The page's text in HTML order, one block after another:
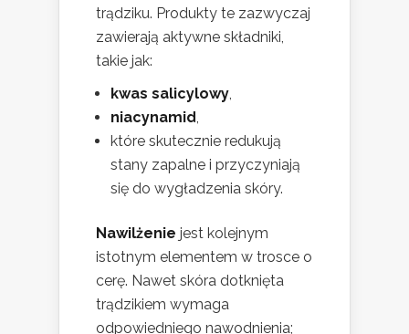
trądziku. Produkty te zazwyczaj
zawierają aktywne składniki,
takie jak:
kwas salicylowy,
niacynamid,
które skutecznie redukują
stany zapalne i przyczyniają
się do wygładzenia skóry.
Nawilżenie jest kolejnym
istotnym elementem w trosce o
cerę. Nawet skóra dotknięta
trądzikiem wymaga
odpowiedniego nawodnienia;